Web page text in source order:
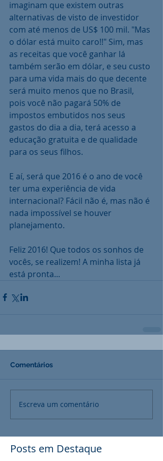
imaginam que existem outras
alternativas de visto de investidor
com até menos de US$ 100 mil. "Mas
o dólar está muito caro!!" Sim, mas
as receitas que você ganhar lá
também serão em dólar, e seu custo
para uma vida mais do que decente
será muito menos que no Brasil,
pois você não pagará 50% de
impostos embutidos nos seus
gastos do dia a dia, terá acesso a
educação gratuita e de qualidade
para os seus filhos.
E aí, será que 2016 é o ano de você
ter uma experiência de vida
internacional? Fácil não é, mas não é
nada impossível se houver
planejamento.
Feliz 2016! Que todos os sonhos de
vocês, se realizem! A minha lista já
está pronta...
Comentários
Escreva um comentário
Posts em Destaque